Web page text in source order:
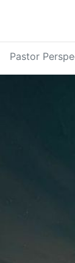
Pastor